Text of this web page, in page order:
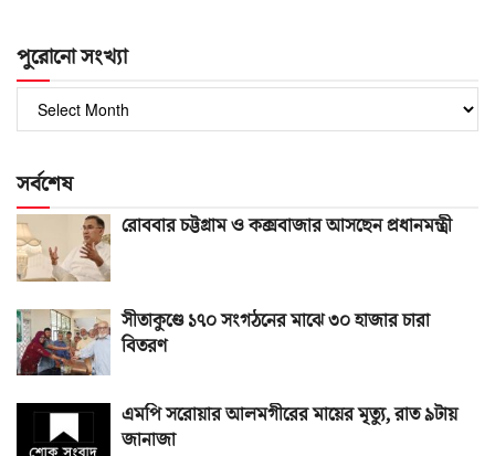
পুরোনো সংখ্যা
সংখ্যা
সর্বশেষ
রোববার চট্টগ্রাম ও কক্সবাজার আসছেন প্রধানমন্ত্রী
সীতাকুণ্ডে ১৭০ সংগঠনের মাঝে ৩০ হাজার চারা
বিতরণ
এমপি সরোয়ার আলমগীরের মায়ের মৃত্যু, রাত ৯টায়
জানাজা